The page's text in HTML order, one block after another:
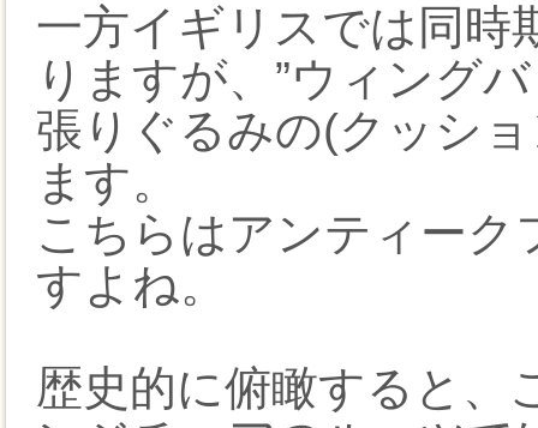
一方イギリスでは同時
りますが、”ウィング
張りぐるみの(クッシ
ます。
こちらはアンティー
すよね。
歴史的に俯瞰すると、